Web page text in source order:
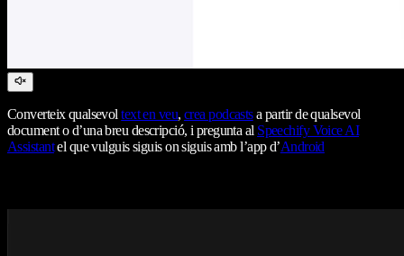
Converteix qualsevoltext en veu, crea podcastsa partir de qualsevol
document o d’una breu descripció, i pregunta al Speechify Voice AI
Assistantel que vulguis siguis on siguis amb l’app d’Android